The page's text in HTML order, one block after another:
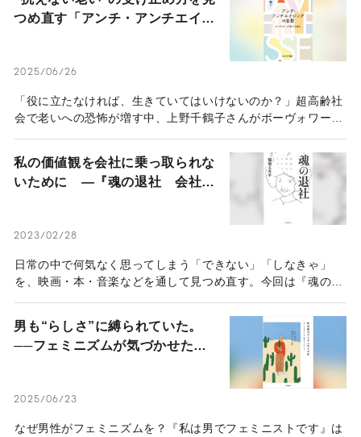
と世間のいう「大人像」に合わせなきゃと自分を苦しめている
人には、ぜひ映画『言の葉の庭』を見てほしい。
つめ直す「アンチ・アンチエイジ
2025/06/26
「役に立たなければ、生きていてはいけないのか？」超高齢社
会で老いへの恐怖が増す中、上野千鶴子さんがボーヴォワール
を持って生きるとはどういうことか。全世代で考えたい、生き
方のヒントが詰まった一冊をご紹介。
私の価値観を会社に乗っ取られな
いために ―『魂の退社 会社を
2023/02/28
日常の中で何気なく思ってしまう「できない」「しなきゃ」
を、映画・本・音楽などを通して見つめ直す。今回は『魂の退
社）から、会社と働くことについて考えます。
男も“らしさ”に縛られていた。
──フェミニズムが気づかせた、
―
2025/06/23
なぜ男性がフェミニズムを？『私は男でフェミニストです』は